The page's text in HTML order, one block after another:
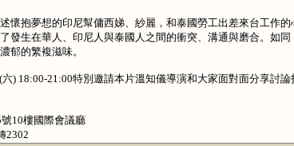
述懷抱夢想的印尼幫傭西娣、紗麗，和泰國勞工出差來台工作
發生在華人、印尼人與泰國人之間的衝突、溝通與磨合。如
郁的繁複滋味。
) 18:00-21:00特別邀請本片溫知儀導演和大家面對面分享討
10樓國際會議廳
2302